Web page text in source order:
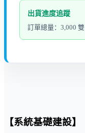
出貨進度追蹤
訂單總量：3,000
【系統基礎建設】